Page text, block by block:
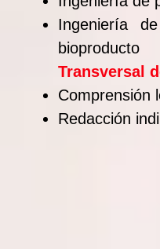
Ingeniería
bioproducto
Transversal
Comprensión
Redacción